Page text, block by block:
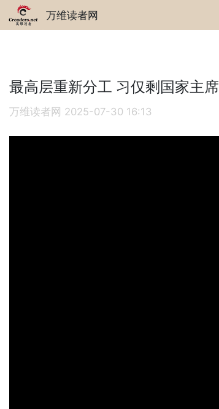
万维读者网
最高层重新分工 习仅剩国家主席
万维读者网 2025-07-30 16:13